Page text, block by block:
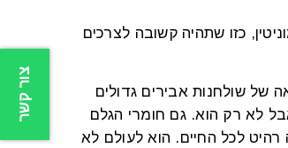
כזו שתהיה קשובה לצרכים
של שולחנות אבירים גדולים
לא רק הוא. גם חומרי הגלם
רהיט לכל החיים. הוא לעולם לא
צור קשר